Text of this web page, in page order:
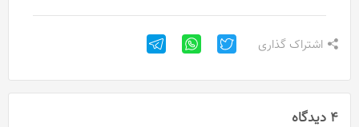
اشتراک گذاری
4 دیدگاه